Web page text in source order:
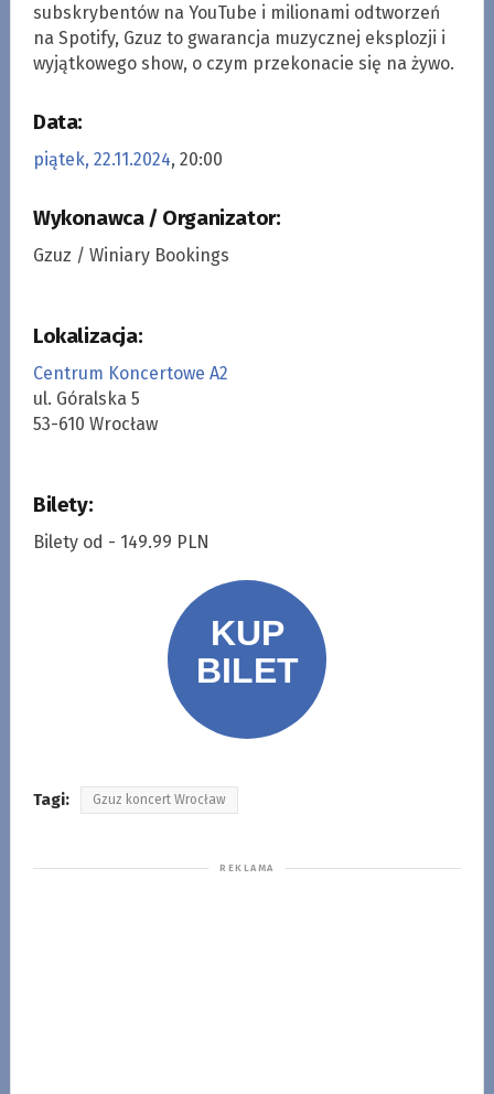
subskrybentów na YouTube i milionami odtworzeń
na Spotify, Gzuz to gwarancja muzycznej eksplozji i
wyjątkowego show, o czym przekonacie się na żywo.
Data:
piątek, 22.11.2024, 20:00
Wykonawca / Organizator:
Gzuz / Winiary Bookings
Lokalizacja:
Centrum Koncertowe A2
ul. Góralska 5
53-610 Wrocław
Bilety:
Bilety od - 149.99 PLN
Tagi: Gzuz koncert Wrocław